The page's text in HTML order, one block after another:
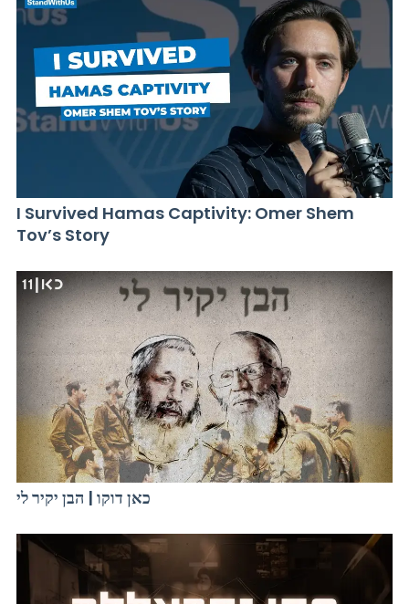
I Survived Hamas Captivity: Omer Shem
Tov’s Story
כאן דוקו | הבן יקיר לי